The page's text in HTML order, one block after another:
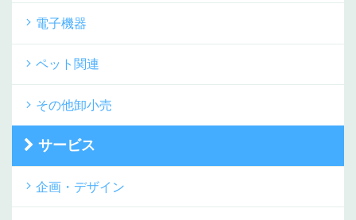
電子機器
ペット関連
その他卸小売
サービス
企画・デザイン